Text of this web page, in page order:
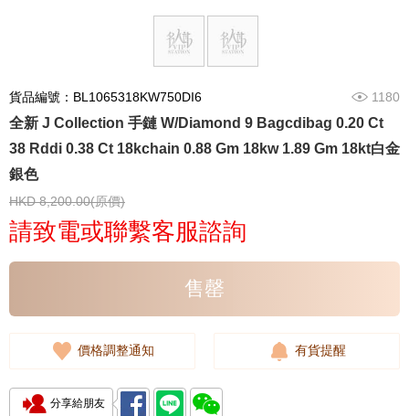
貨品編號：BL1065318KW750DI6 1180
全新 J Collection 手鏈 W/Diamond 9 Bagcdibag 0.20 Ct
38 Rddi 0.38 Ct 18kchain 0.88 Gm 18kw 1.89 Gm 18kt白金
銀色
HKD 8,200.00(原價)
請致電或聯繫客服諮詢
售罄
價格調整通知 有貨提醒
分享給朋友